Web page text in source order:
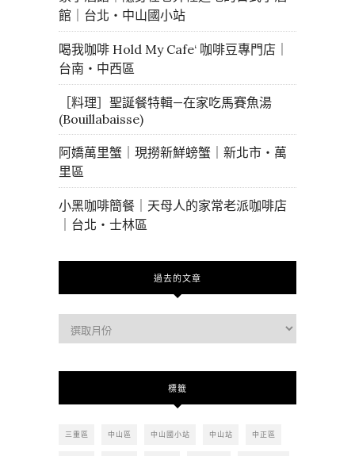
館｜台北・中山國小站
喝我咖啡 Hold My Cafe‘ 咖啡豆專門店｜
台南・中西區
［料理］聖誕餐特輯—在家吃馬賽魚湯
(Bouillabaisse)
阿嬌萬里蟹｜現撈新鮮螃蟹｜新北市・萬
里區
小黑咖啡簡餐｜天母人的家常老派咖啡店
｜台北・士林區
過去的文章
去
標籤
三重區 中山區 中山國小站 中山站 中正區